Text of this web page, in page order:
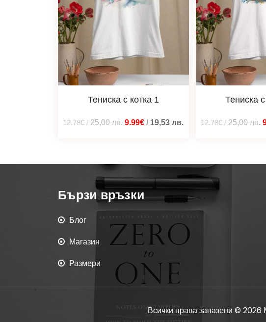
Тениска с котка 1
12.78€/25,00лв. 9.99€ / 19,53лв.
Тениска
12.78€/25,00лв.
Бързи връзки
Блог
Магазин
Размери
Всички права запазени © 2026